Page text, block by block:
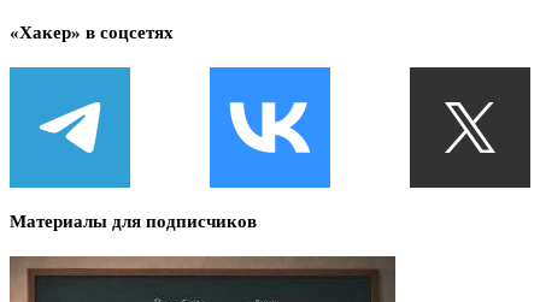
«Хакер» в соцсетях
Материалы для подписчиков